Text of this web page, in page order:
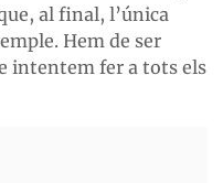
al final, l’única
Hem de ser
intentem fer a tots els